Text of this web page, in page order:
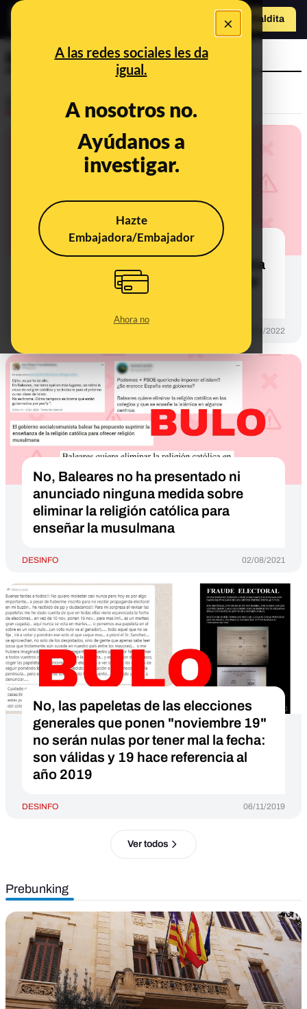
×
A las redes sociales les da
igual.
A nosotros no.
Ayúdanos a
investigar.
Hazte
Embajadora/Embajador
Ahora no
Hazte Maldito
Baleares
Los "agentes covid" en el BOE de
agosto de 2022: es una figura creada
en Baleares en 2021 y el nuevo Real
Decreto-Ley reduce sus funciones
22/08/2022
No, Baleares no ha presentado ni
anunciado ninguna medida sobre
eliminar la religión católica para
enseñar la musulmana
DESINFO 02/08/2021
No, las papeletas de las elecciones
generales que ponen "noviembre 19"
no serán nulas por tener mal la fecha:
son válidas y 19 hace referencia al
año 2019
DESINFO 06/11/2019
Ver todos
Prebunking